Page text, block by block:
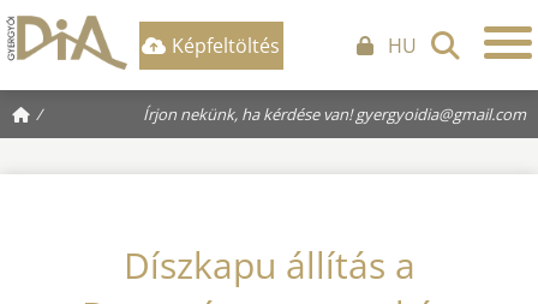
Képfeltöltés HU
/ Írjon nekünk, ha kérdése van!gyergyoidia@gmail.com
Díszkapu állítás a